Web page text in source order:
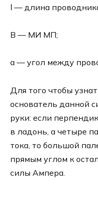
l — длина
В — МИ МП;
а — угол между
Для того чтобы
основатель данной
руки: если
в ладонь, а четыре
тока, то большой
прямым углом к
силы Ампера.